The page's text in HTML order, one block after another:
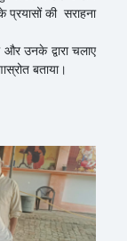
प्रयासों की सराहना
और उनके द्वारा चलाए
बताया।